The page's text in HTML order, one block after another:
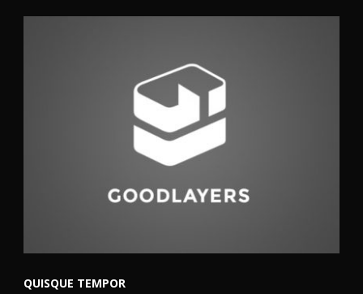
QUISQUE TEMPOR